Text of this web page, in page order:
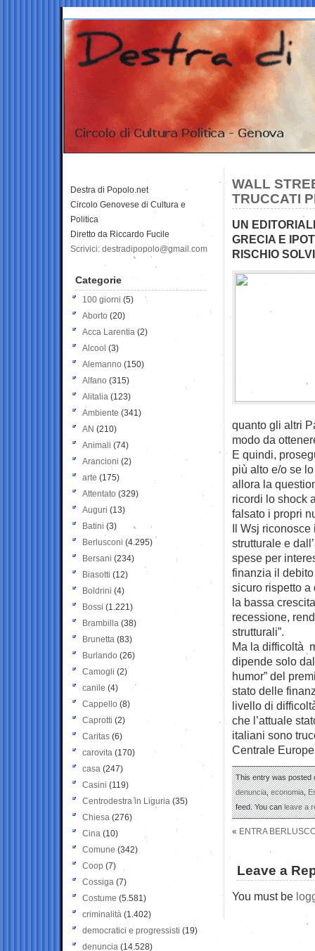
WALL
TRUCCATI
UN
GRECIA E
RISCHIO
quanto gli altri
modo da
E quindi,
più alto e/o se
allora la
ricordi lo shock
falsato i propri
Il Wsj riconosce
strutturale e
spese per
finanzia il
sicuro rispetto a
la bassa
recessione,
strutturali”.
Ma la difficoltà
dipende solo
humor” del
stato delle
livello di
che l’attuale
italiani sono
Centrale
This entry was posted
denuncia,economia,
feed. You canleave a
« ENTRA
Leave a
You must be
Destra di Popolo.net
Circolo Genovese di Cultura e
Politica
Diretto da Riccardo Fucile
Scrivici: destradipopolo@gmail.com
Categorie
100 giorni (5)
Aborto (20)
Acca Larentia (2)
Alcool (3)
Alemanno (150)
Alfano (315)
Alitalia (123)
Ambiente (341)
AN (210)
Animali (74)
Arancioni (2)
arte (175)
Attentato (329)
Auguri (13)
Batini (3)
Berlusconi (4.295)
Bersani (234)
Biasotti (12)
Boldrini (4)
Bossi (1.221)
Brambilla (38)
Brunetta (83)
Burlando (26)
Camogli (2)
canile (4)
Cappello (8)
Caprotti (2)
Caritas (6)
carovita (170)
casa (247)
Casini (119)
Centrodestra in Liguria (35)
Chiesa (276)
Cina (10)
Comune (342)
Coop (7)
Cossiga (7)
Costume (5.581)
criminalità (1.402)
democratici e progressisti (19)
denuncia (14.528)